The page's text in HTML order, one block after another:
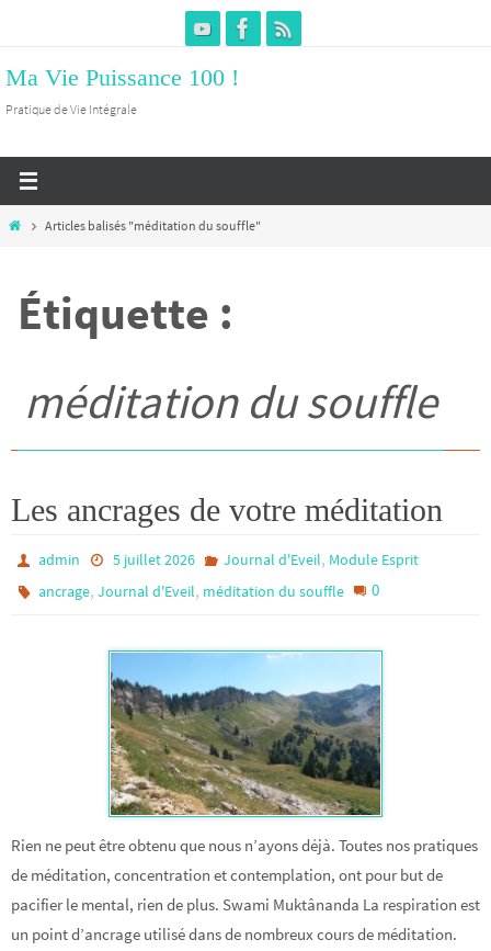
le
contenu
Ma Vie Puissance 100 !
Pratique de Vie Intégrale
HomeArticles balisés "méditation du souffle"
Étiquette :
méditation du souffle
Les ancrages de votre méditation
admin 5 juillet 2026 Journal d'Eveil, Module Esprit
ancrage,Journal d'Eveil, méditation du souffle 0
Rien ne peut être obtenu que nous n’ayons déjà. Toutes nos pratiques
de méditation, concentration et contemplation, ont pour but de
pacifier le mental, rien de plus. Swami Muktânanda La respiration est
un point d’ancrage utilisé dans de nombreux cours de méditation.